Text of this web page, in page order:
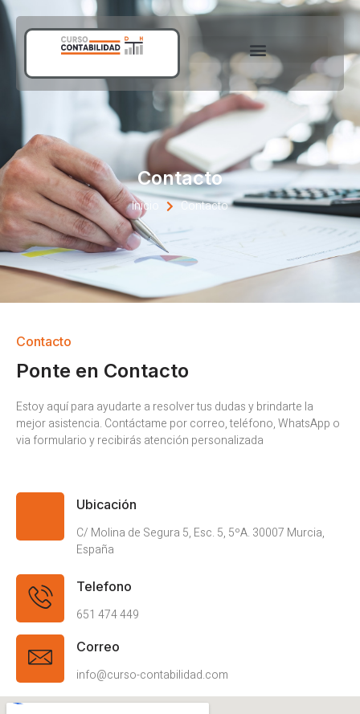
Contacto
Inicio Contacto
Contacto
Ponte en Contacto
Estoy aquí para ayudarte a resolver tus dudas y brindarte la
mejor asistencia. Contáctame por correo, teléfono, WhatsApp o
via formulario y recibirás atención personalizada
Ubicación
C/ Molina de Segura 5, Esc. 5, 5ºA. 30007 Murcia,
España
Telefono
651 474 449
Correo
info@curso-contabilidad.com